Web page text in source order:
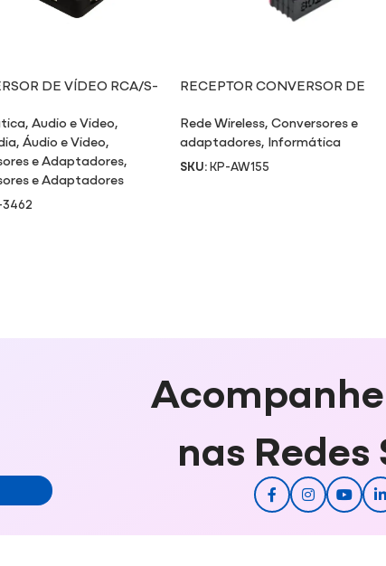
DE VÍDEO RCA/S-
,Audio e Video,
,Áudio e Video,
e Adaptadores,
e Adaptadores
3462
RECEPTOR CONVERSOR DE
Rede Wireless, Conversores e
adaptadores, Informática
SKU:KP-AW155
nas Redes